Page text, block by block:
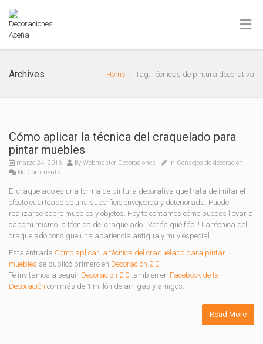
Archives Home Tag: Técnicas de pintura decorativa
Cómo aplicar la técnica del craquelado para
pintar muebles
marzo 24, 2016 By Webmaster Decoraciones In Consejos de decoración
No Comments
El craquelado es una forma de pintura decorativa que trata de imitar el
efecto cuarteado de una superficie envejecida y deteriorada. Puede
realizarse sobre muebles y objetos. Hoy te contamos cómo puedes llevar a
cabo tú mismo la técnica del craquelado. ¡Verás qué fácil! La técnica del
craquelado consigue una apariencia antigua y muy especial
Esta entrada Cómo aplicar la técnica del craquelado para pintar
muebles se publicó primero en Decoración 2.0.
Te invitamos a seguir Decoración 2.0 también en Facebook de la
Decoración con más de 1 millón de amigas y amigos.
Read More